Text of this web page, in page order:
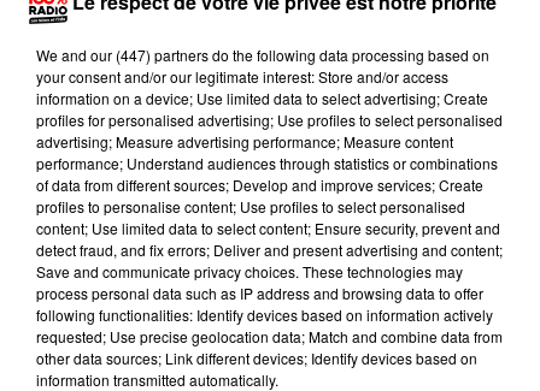
Lecture (4 min 15 sec)
100%
We and our (447) partnersdo the following data processing based on
your consent and/or our legitimate interest: Store and/or access
information on a device; Use limited data to select advertising; Create
profiles for personalised advertising; Use profiles to select personalised
advertising; Measure advertising performance; Measure content
performance; Understand audiences through statistics or combinations
of data from different sources; Develop and improve services; Create
profiles to personalise content; Use profiles to select personalised
content; Use limited data to select content; Ensure security, prevent and
detect fraud, and fix errors; Deliver and present advertising and content;
Save and communicate privacy choices. These technologies may
process personal data such as IP address and browsing data to offer
following functionalities: Identify devices based on information actively
requested; Use precise geolocation data; Match and combine data from
other data sources; Link different devices; Identify devices based on
information transmitted automatically.